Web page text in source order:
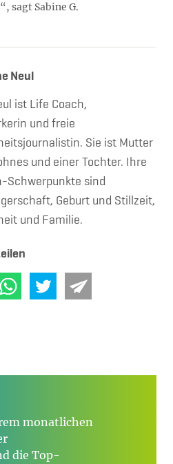
sagt Sabine G.
Neul
ist Life Coach,
und freie
Sie ist Mutter
und einer Tochter. Ihre
Schwerpunkte sind
Geburt und Stillzeit,
und Familie.
monatlichen
die Top-